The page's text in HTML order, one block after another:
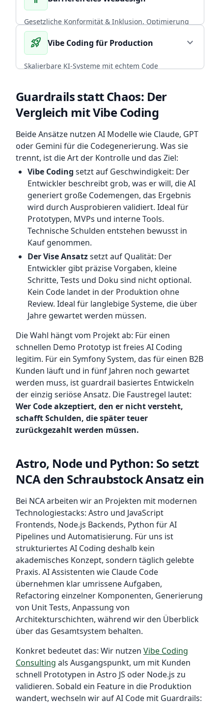
CORE EXPERTISE
Diesen Service wählenarrow_forward
Gesetzliche Konformität & Inklusion. Optimierung
von Performance und Conversion durch radikal
nutzerzentriertes, universelles Design.
BFSG COMPLIANT
rocket_launch Vibe Coding für Production expand_more
Skalierbare KI-Systeme mit echtem Code
Diesen Service wählenarrow_forward
Guardrails statt Chaos: Der
Vergleich mit Vibe Coding
Beide Ansätze nutzen AI Modelle wie Claude, GPT
oder Gemini für die Codegenerierung. Was sie
trennt, ist die Art der Kontrolle und das Ziel:
Vibe Coding setzt auf Geschwindigkeit: Der
Entwickler beschreibt grob, was er will, die AI
generiert große Codemengen, das Ergebnis
wird durch Ausprobieren validiert. Ideal für
Prototypen, MVPs und interne Tools.
Technische Schulden entstehen bewusst in
Kauf genommen.
Der Vise Ansatzsetzt auf Qualität: Der
Entwickler gibt präzise Vorgaben, kleine
Schritte, Tests und Doku sind nicht optional.
Kein Code landet in der Produktion ohne
Review. Ideal für langlebige Systeme, die über
Jahre gewartet werden müssen.
Die Wahl hängt vom Projekt ab: Für einen
schnellen Demo Prototyp ist freies AI Coding
legitim. Für ein Symfony System, das für einen B2B
Kunden läuft und in fünf Jahren noch gewartet
werden muss, ist guardrail basiertes Entwickeln
der einzig seriöse Ansatz. Die Faustregel lautet:
Wer Code akzeptiert, den er nicht versteht,
schafft Schulden, die später teuer
zurückgezahlt werden müssen.
Astro, Node und Python: So setzt
NCA den Schraubstock Ansatz ein
Bei NCA arbeiten wir an Projekten mit modernen
Technologiestacks: Astro und JavaScript
Frontends, Node.js Backends, Python für AI
Pipelines und Automatisierung. Für uns ist
strukturiertes AI Coding deshalb kein
akademisches Konzept, sondern täglich gelebte
Praxis. AI Assistenten wie Claude Code
übernehmen klar umrissene Aufgaben,
Refactoring einzelner Komponenten, Generierung
von Unit Tests, Anpassung von
Architekturschichten, während wir den Überblick
über das Gesamtsystem behalten.
Konkret bedeutet das: Wir nutzen Vibe Coding
Consulting als Ausgangspunkt, um mit Kunden
schnell Prototypen in Astro JS oder Node.js zu
validieren. Sobald ein Feature in die Produktion
wandert, wechseln wir auf AI Code mit Guardrails: